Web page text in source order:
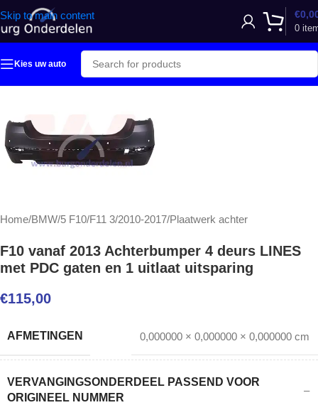
Skip to main content
0
€
Kies uw auto
Home/BMW/5 F10/F11 3/2010-2017/Plaatwerk achter
F10 vanaf 2013 Achterbumper 4 deurs LINES
met PDC gaten en 1 uitlaat uitsparing
€115,00
AFMETINGEN 0,000000 × 0,000000 × 0,000000 cm
VERVANGINGSONDERDEEL PASSEND VOOR
ORIGINEEL NUMMER
–